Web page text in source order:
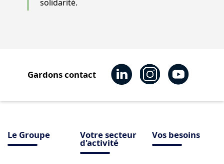
solidarité.
Gardons contact
Le Groupe Votre secteur
d'activité
Vos besoins